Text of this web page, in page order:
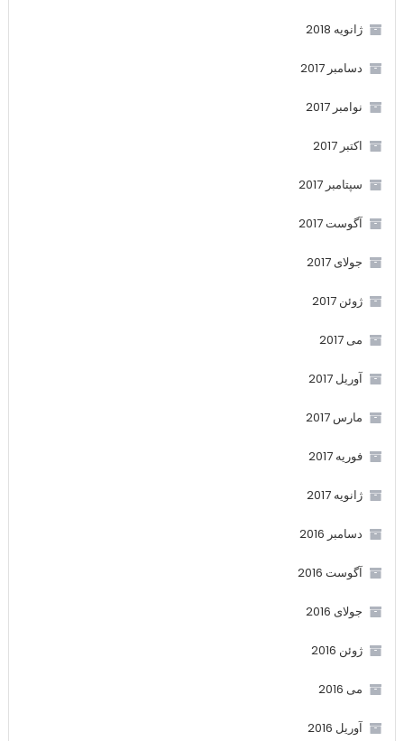
ژانویه 2018
دسامبر 2017
نوامبر 2017
اکتبر 2017
سپتامبر 2017
آگوست 2017
جولای 2017
ژوئن 2017
می 2017
آوریل 2017
مارس 2017
فوریه 2017
ژانویه 2017
دسامبر 2016
آگوست 2016
جولای 2016
ژوئن 2016
می 2016
آوریل 2016